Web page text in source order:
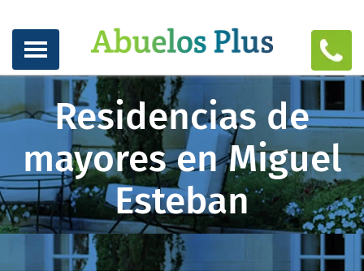
Residencias de
mayores en Miguel
Esteban